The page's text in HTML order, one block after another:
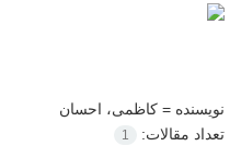
نویسنده = کاظمی، احسان
تعداد مقالات:
1